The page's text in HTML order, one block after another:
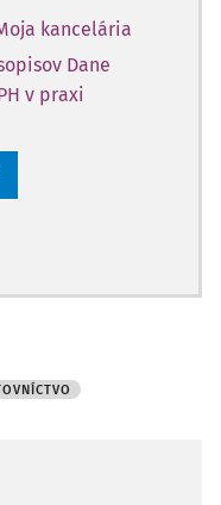
kancelária
Dane
v praxi